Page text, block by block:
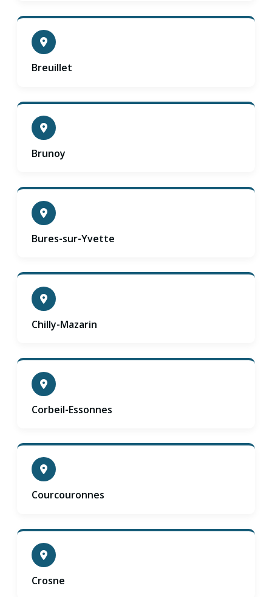
Breuillet
Brunoy
Bures-sur-Yvette
Chilly-Mazarin
Corbeil-Essonnes
Courcouronnes
Crosne